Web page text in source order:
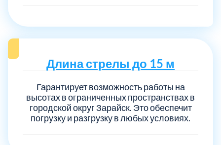
Длина стрелы до 15 м
Гарантирует возможность работы на
высотах в ограниченных пространствах в
городской округ Зарайск. Это обеспечит
погрузку и разгрузку в любых условиях.